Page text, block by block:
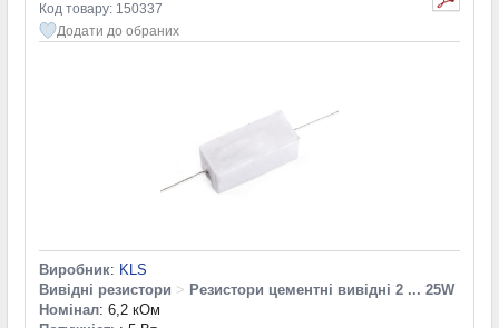
Код товару: 150337
Додати до обраних
Виробник: KLS
Вивідні резистори > Резистори цементні вивідні 2 ... 25W
Номінал: 6,2 кОм